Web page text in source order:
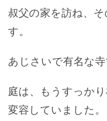
叔父の家を訪ね、
す。
あじさいで有名な寺
庭は、もうすっか
変容していました。